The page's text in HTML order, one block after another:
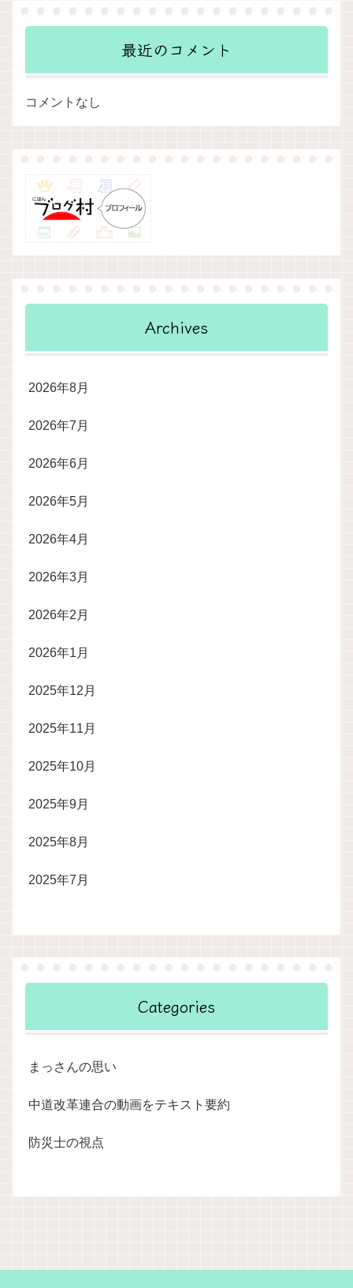
最近のコメント
コメントなし
Archives
2026年8月
2026年7月
2026年6月
2026年5月
2026年4月
2026年3月
2026年2月
2026年1月
2025年12月
2025年11月
2025年10月
2025年9月
2025年8月
2025年7月
Categories
まっさんの思い
中道改革連合の動画をテキスト要約
防災士の視点